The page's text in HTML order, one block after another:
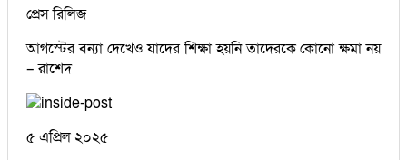
প্রেস রিলিজ
আগস্টের বন্যা দেখেও যাদের শিক্ষা হয়নি তাদেরকে কোনো ক্ষমা নয়
– রাশেদ
৫ এপ্রিল ২০২৫